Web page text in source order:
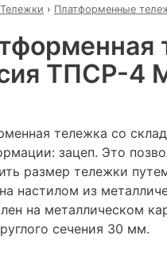
Тележки › Платформенные
ТПСР-4
тележка со
зацеп. Это
размер тележки
настилом из
на металлическом
сечения 30 мм.